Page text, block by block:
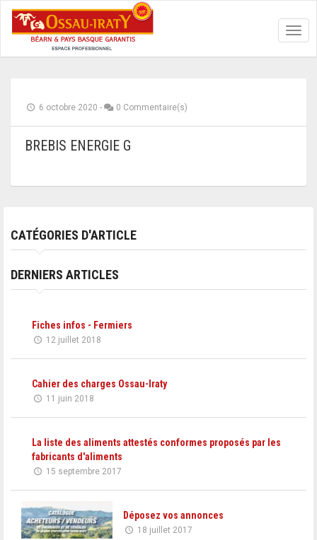
6 octobre 2020 - 0 Commentaire(s)
BREBIS ENERGIE G
CATÉGORIES D'ARTICLE
DERNIERS ARTICLES
Fiches infos - Fermiers
12 juillet 2018
Cahier des charges Ossau-Iraty
11 juin 2018
La liste des aliments attestés conformes proposés par les
fabricants d'aliments
15 septembre 2017
Déposez vos annonces
18 juillet 2017